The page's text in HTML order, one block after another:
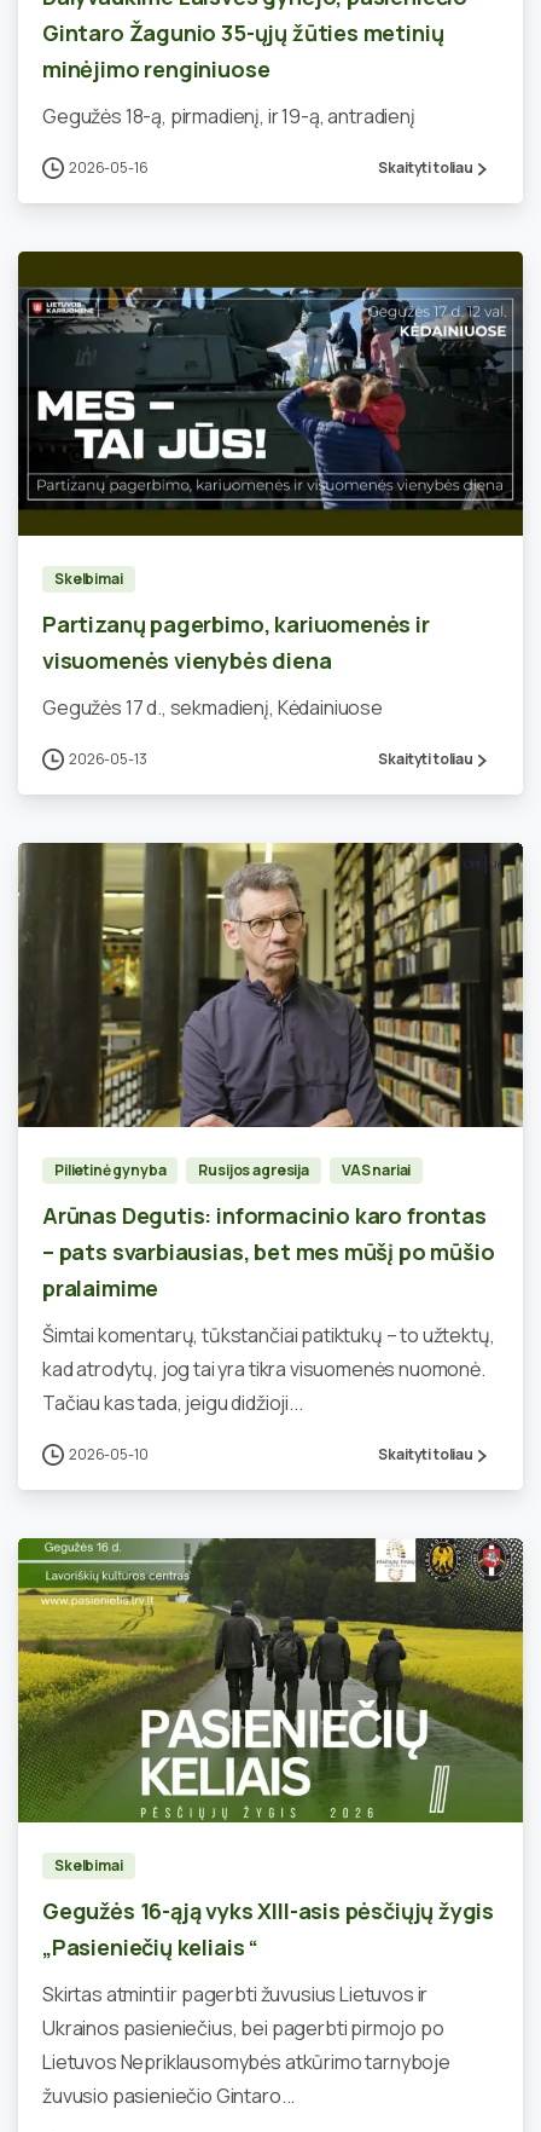
Gintaro Žagunio 35-ųjų žūties metinių
minėjimo renginiuose
Gegužės 18-ą, pirmadienį, ir 19-ą, antradienį
2026-05-16 Skaityti toliau
0
Skelbimai
Partizanų pagerbimo, kariuomenės ir
visuomenės vienybės diena
Gegužės 17 d., sekmadienį, Kėdainiuose
2026-05-13 Skaityti toliau
0
Pilietinė gynyba Rusijos agresija VAS nariai
Arūnas Degutis: informacinio karo frontas
– pats svarbiausias, bet mes mūšį po mūšio
pralaimime
Šimtai komentarų, tūkstančiai patiktukų – to užtektų,
kad atrodytų, jog tai yra tikra visuomenės nuomonė.
Tačiau kas tada, jeigu didžioji...
2026-05-10 Skaityti toliau
Skelbimai
Gegužės 16-ąją vyks XIII-asis pėsčiųjų žygis
„Pasieniečių keliais “
Skirtas atminti ir pagerbti žuvusius Lietuvos ir
Ukrainos pasieniečius, bei pagerbti pirmojo po
Lietuvos Nepriklausomybės atkūrimo tarnyboje
žuvusio pasieniečio Gintaro...